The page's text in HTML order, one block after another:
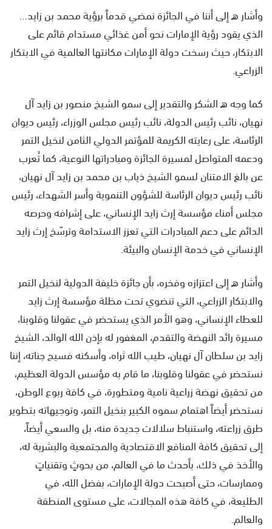
وأشار ه إلى أننا في الجائزة نمضي قدماً برؤية محمد بن زايد…
الذي يقود رؤية الإمارات نحو أمن غذائي مستدام قائم على
الابتكار، حيث رسخت دولة الإمارات مكانتها العالمية في الابتكار
الزراعي.
كما وجه ه الشكر والتقدير إلى سمو الشيخ منصور بن زايد آل
نهيان، نائب رئيس الدولة، نائب رئيس مجلس الوزراء، رئيس ديوان
الرئاسة، على رعايته الكريمة للمؤتمر الدولي الثامن لنخيل التمر
ودعمه المتواصل لمسيرة الجائزة ومبادراتها النوعية، كما تُعرب
عن بالغ الامتنان لسمو الشيخ ذياب بن محمد بن زايد آل نهيان،
نائب رئيس ديوان الرئاسة للشؤون التنموية وأسر الشهداء، رئيس
مجلس أمناء مؤسسة إرث زايد الإنساني، على إشرافه وحرصه
الدائم على دعم المبادرات التي تعزز الاستدامة وترسّخ إرث زايد
الإنساني في خدمة الإنسان والبيئة.
وأشار ه إلى اعتزازه وفخره، بأن جائزة خليفة الدولية لنخيل التمر
والابتكار الزراعي، التي تنضوي تحت مظلة مؤسسة إرث زايد
للعطاء الإنساني، وهو الأمر الذي يستحضر في عقولنا وقلوبنا،
مسيرة رائد النهضة والتقدم، المغفور له بإذن الله الوالد، الشيخ
زايد بن سلطان آل نهيان، طيب الله ثراه، وأسكنه فسيح جناته، إننا
نستحضر في عقولنا وقلوبنا، ما قام به مؤسس الدولة العظيم،
من تحقيق نهضة زراعية نامية ومتطورة، في كافة ربوع الوطن،
نستحضر أيضاً اهتمام سموه الكبير بنخيل التمر، وتوجيهاته بتطوير
طرق زراعته، واستنباط سلالات جديدة منه، بل والسعي أيضاً،
إلى تحقيق كافة المنافع الاقتصادية والمجتمعية والبشرية له،
والأخذ في ذلك، بأحدث ما في العالم، من بحوثٍ وتقنياتٍ
وممارسات، حتى أصبحت دولة الإمارات، بفضل الله، في
الطليعة، في كافة هذه المجالات، على مستوى المنطقة
والعالم.